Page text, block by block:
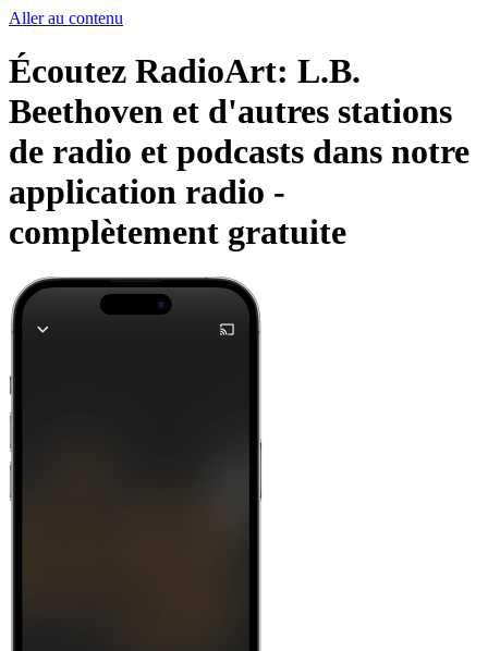
Aller au contenu
Écoutez RadioArt: L.B.
Beethoven et d'autres stations
de radio et podcasts dans notre
application radio -
complètement gratuite